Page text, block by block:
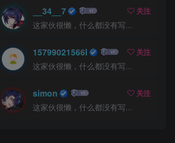
__34__7
关注
这家伙很懒，什么都没有写...
15799021566l
关注
这家伙很懒，什么都没有写...
simon
关注
这家伙很懒，什么都没有写...